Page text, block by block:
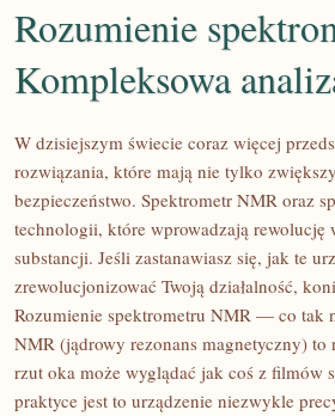
SPEKTROMETRU
Rozumienie
Kompleksowa
W dzisiejszym świecie coraz więcej
rozwiązania, które mają nie tylko
bezpieczeństwo. Spektrometr NMR oraz
technologii, które wprowadzają rewolucję
substancji. Jeśli zastanawiasz się, jak te
zrewolucjonizować Twoją działalność,
Rozumienie spektrometru NMR — co tak
NMR (jądrowy rezonans magnetyczny) to
rzut oka może wyglądać jak coś z filmów
praktyce jest to urządzenie niezwykle